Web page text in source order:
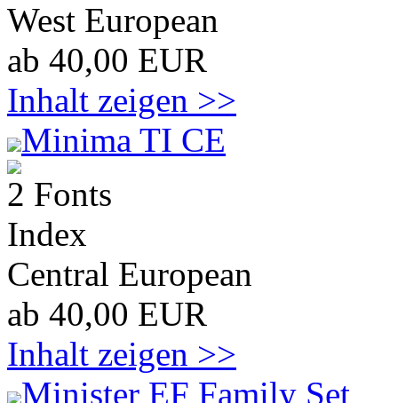
West European
ab 40,00 EUR
Inhalt zeigen >>
Minima TI CE
2 Fonts
Index
Central European
ab 40,00 EUR
Inhalt zeigen >>
Minister EF Family Set